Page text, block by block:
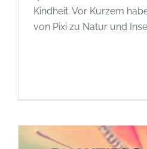
Kindheit. Vor Kurzem
von Pixi zu Natur und